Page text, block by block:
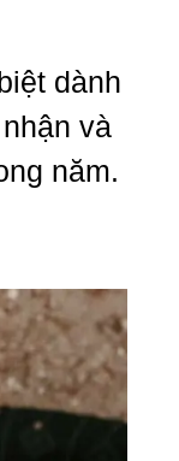
dành
và
năm.